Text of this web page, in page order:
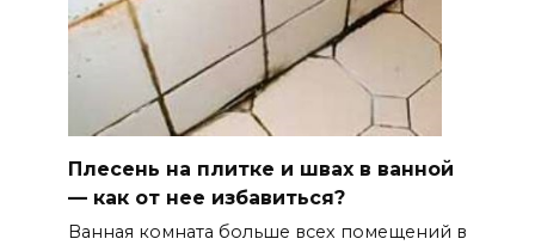
Плесень на плитке и швах в ванной
— как от нее избавиться?
Ванная комната больше всех помещений в